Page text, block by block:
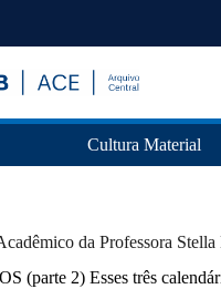
Cultura Material
da Professora
2) Esses três